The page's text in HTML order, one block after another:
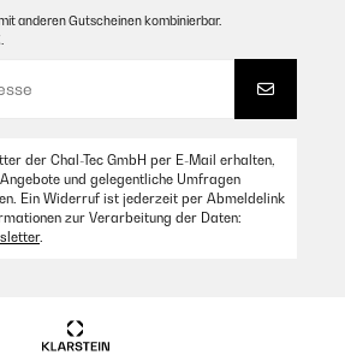
anderen Gutscheinen kombinierbar.
der Chal-Tec GmbH per E-Mail erhalten,
und gelegentliche Umfragen
Ein Widerruf ist jederzeit per Abmeldelink
zur Verarbeitung der Daten:
.